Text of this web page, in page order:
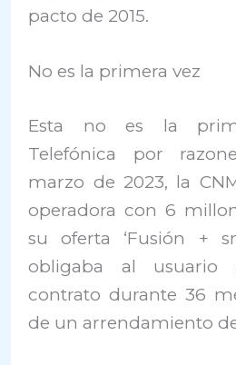
pacto de 2015.
No es la primera vez
Esta no es la
Telefónica por
marzo de 2023, la
operadora con 6
su oferta ‘Fusión +
obligaba al usuario
contrato durante 36
de un arrendamiento